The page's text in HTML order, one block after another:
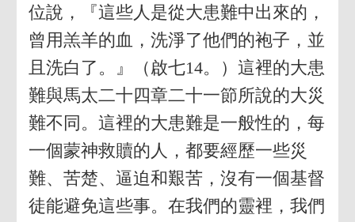
位說，『這些人是從大患難中出來的，
曾用羔羊的血，洗淨了他們的袍子，並
且洗白了。』（啟七14。）這裡的大患
難與馬太二十四章二十一節所說的大災
難不同。這裡的大患難是一般性的，每
一個蒙神救贖的人，都要經歷一些災
難、苦楚、逼迫和艱苦，沒有一個基督
徒能避免這些事。在我們的靈裡，我們